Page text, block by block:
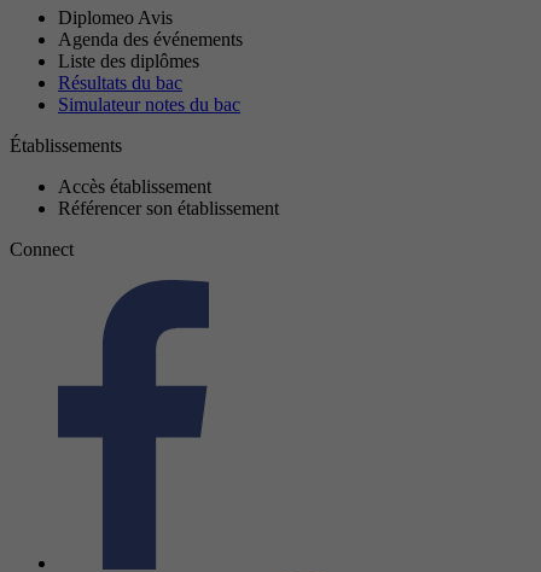
Diplomeo Avis
Agenda des événements
Liste des diplômes
Résultats du bac
Simulateur notes du bac
Établissements
Accès établissement
Référencer son établissement
Connect